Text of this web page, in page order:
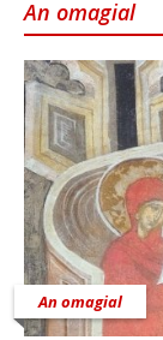
An omagial
An omagial